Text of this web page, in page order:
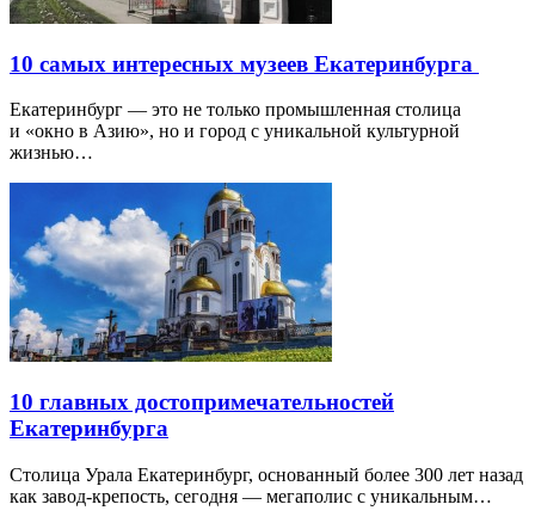
10 самых интересных музеев Екатеринбурга
Екатеринбург — это не только промышленная столица
и «окно в Азию», но и город с уникальной культурной
жизнью…
10 главных достопримечательностей
Екатеринбурга
Столица Урала Екатеринбург, основанный более 300 лет назад
как завод-крепость, сегодня — мегаполис с уникальным…